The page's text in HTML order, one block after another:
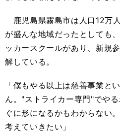
鹿児島県霧島市は人口12万
が盛んな地域だったとしても
ッカースクールがあり、新規
解している。
「僕もやる以上は慈善事業と
ん。"ストライカー専門"でや
ぐに形になるかもわからない
考えていきたい」